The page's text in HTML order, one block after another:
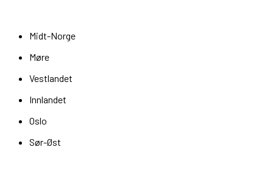
Midt-Norge
Møre
Vestlandet
Innlandet
Oslo
Sør-Øst